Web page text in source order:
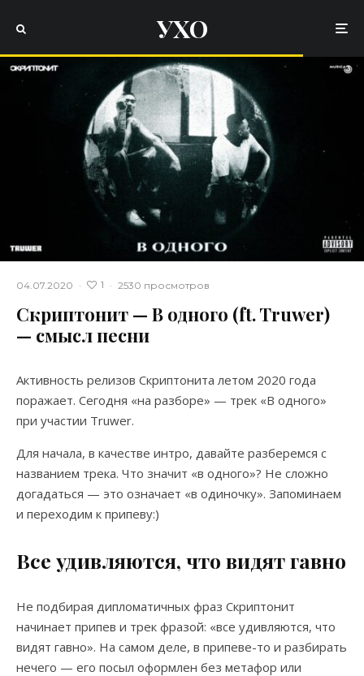
УХО
04.07.2020 · 1 · 2530 просмотров
Скриптонит — В одного (ft. Truwer)
— смысл песни
Активность релизов Скриптонита летом 2020 года
поражает. Сегодня «на разборе» — трек «В одного»
при участии Truwer.
Для начала, в качестве интро, давайте разберемся с
названием трека. Что значит «в одного»? Не сложно
догадаться — это означает «в одиночку». Запоминаем
и переходим к припеву:)
Все удивляются, что видят гавно
Не подбирая дипломатичных фраз Скриптонит
начинает припев и трек фразой: «все удивляются, что
видят гавно». На самом деле, в припеве-то и разбирать
нечего — его посыл оформлен без метафор или